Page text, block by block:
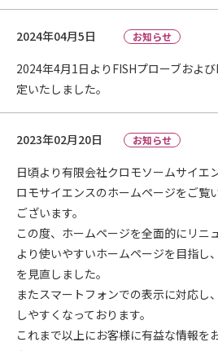
2024年04月5日 お知らせ
2024年4月1日よりFISHプローブおよ
定いたしました。
2023年02月20日 お知らせ
日頃より有限会社クロモソームサイエ
ロモサイエンスのホームページをご覧
ございます。
この度、ホームページを全面的にリニ
より使いやすいホームページを目指し
を見直しました。
またスマートフォンでの表示に対応し
しやすくなっております。
これまで以上にお客様に有益な情報を